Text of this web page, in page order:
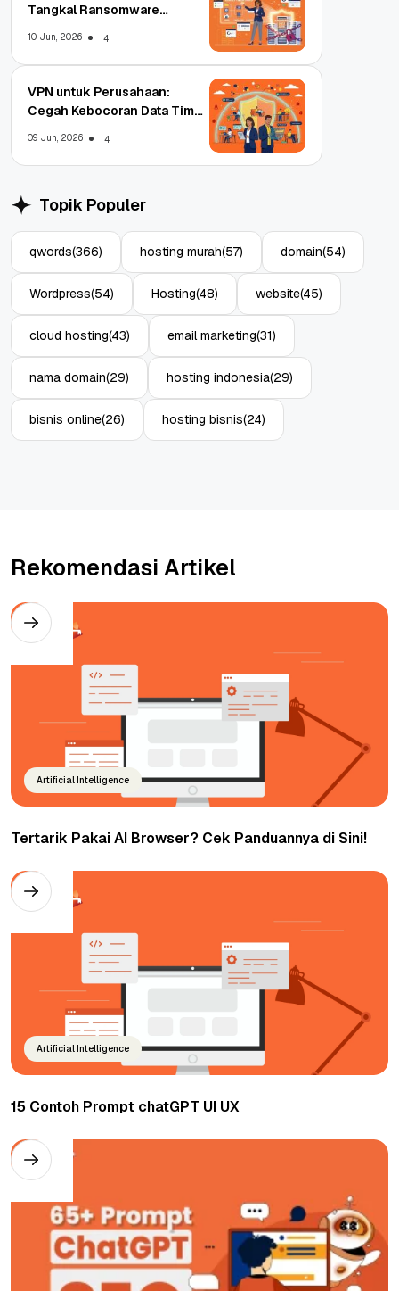
Tangkal Ransomware
10 Jun, 2026 4
VPN untuk Perusahaan:
Cegah Kebocoran Data Tim
09 Jun, 2026 4
Topik Populer
qwords(366) hosting murah(57) domain(54)
Wordpress(54) Hosting(48) website(45)
cloud hosting(43) email marketing(31)
nama domain(29) hosting indonesia(29)
bisnis online(26) hosting bisnis(24)
Rekomendasi Artikel
Artificial Intelligence
Tertarik Pakai AI Browser? Cek Panduannya di Sini!
Artificial Intelligence
15 Contoh Prompt chatGPT UI UX